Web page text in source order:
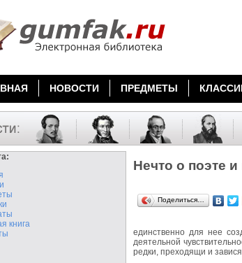
НОВОСТИ ПРЕДМЕТЫ
книга
Нечто о поэте
Поделиться…
единственно для нее
деятельной
редки, преходящи и